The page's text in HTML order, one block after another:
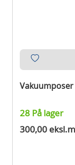
28 På lager
300,00